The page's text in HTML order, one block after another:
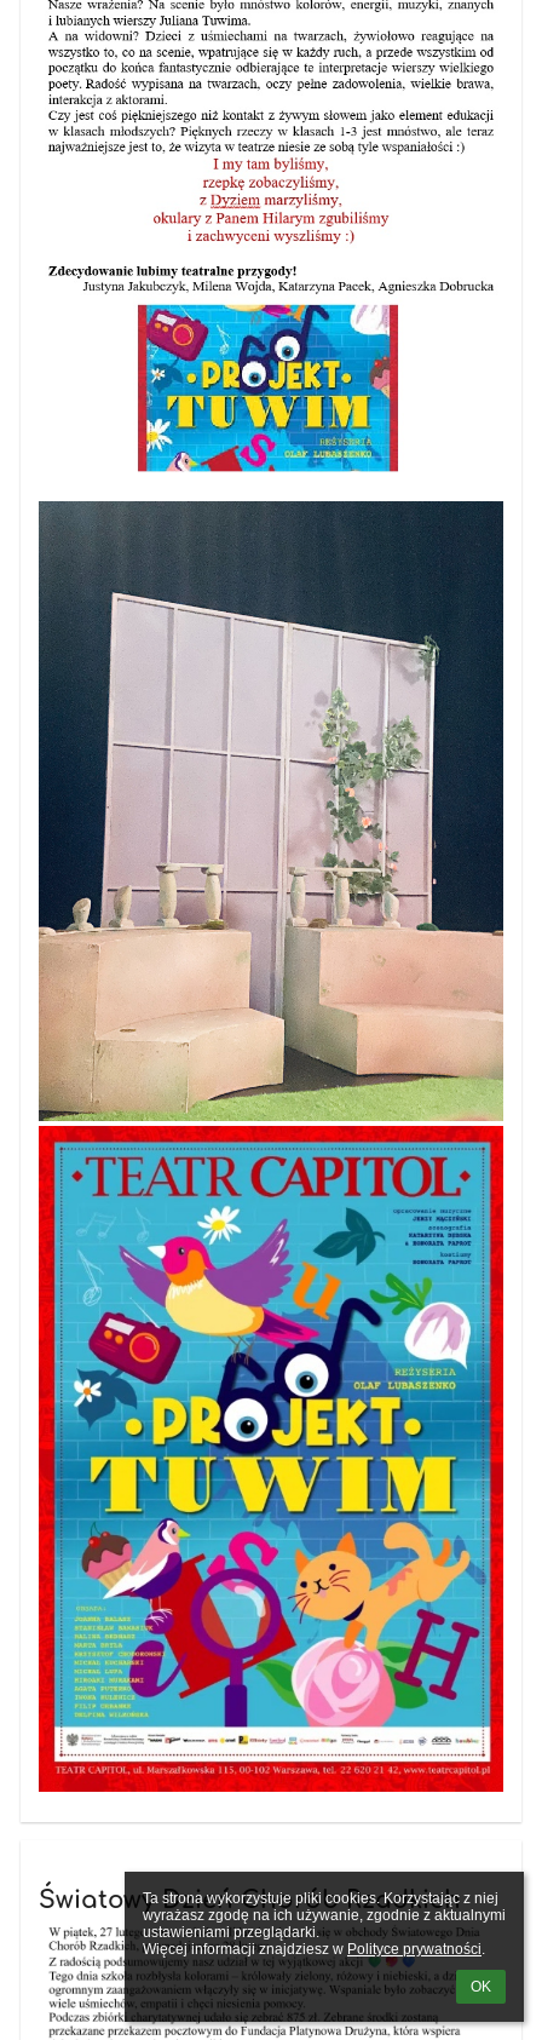
Ta strona wykorzystuje pliki cookies. Korzystając z niej
wyrażasz zgodę na ich używanie, zgodnie z aktualnymi
ustawieniami przeglądarki.
Więcej informacji znajdziesz w Polityce prywatności.
OK
Światowy Dzień Chorób Rzadkich